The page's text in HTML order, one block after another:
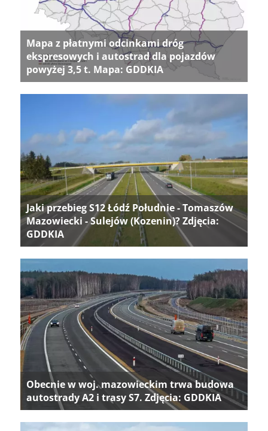
Mapa z płatnymi odcinkami dróg
ekspresowych i autostrad dla pojazdów
powyżej 3,5 t. Mapa: GDDKIA
Jaki przebieg S12 Łódź Południe - Tomaszów
Mazowiecki - Sulejów (Kozenin)? Zdjęcia:
GDDKIA
Obecnie w woj. mazowieckim trwa budowa
autostrady A2 i trasy S7. Zdjęcia: GDDKIA